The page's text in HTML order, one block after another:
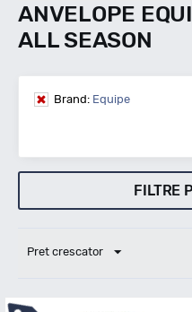
ANVELOPE
ALL SEASON
Brand: Equipe
FILTRE
Pret crescator